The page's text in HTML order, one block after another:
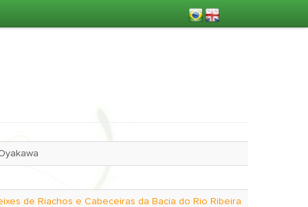
de Riachos e Cabeceiras da Bacia do Rio Ribeira